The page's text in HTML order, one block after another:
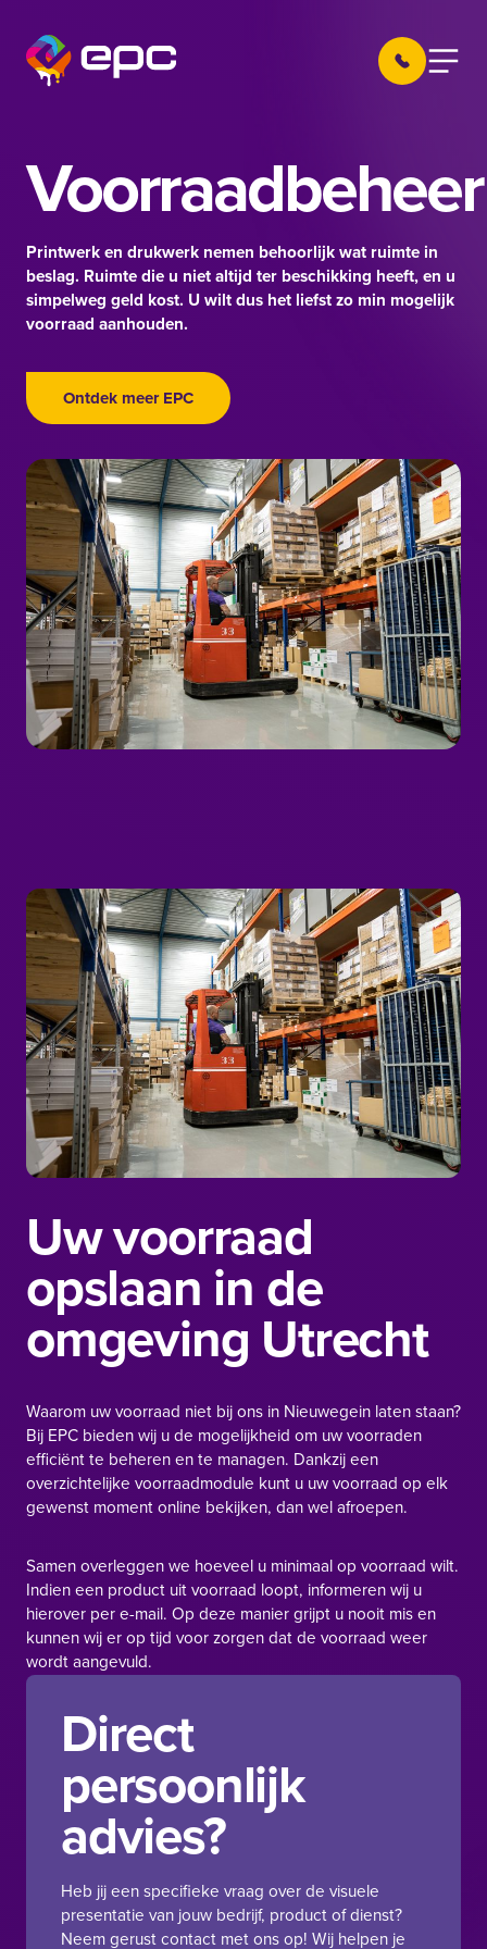
030 605 22
Voorraadbeheer
Printwerk en drukwerk nemen behoorlijk wat ruimte in
beslag. Ruimte die u niet altijd ter beschikking heeft, en u
simpelweg geld kost. U wilt dus het liefst zo min mogelijk
voorraad aanhouden.
Ontdek meer EPC
Uw voorraad
opslaan in de
omgeving Utrecht
Waarom uw voorraad niet bij ons in Nieuwegein laten staan?
Bij EPC bieden wij u de mogelijkheid om uw voorraden
efficiënt te beheren en te managen. Dankzij een
overzichtelijke voorraadmodule kunt u uw voorraad op elk
gewenst moment online bekijken, dan wel afroepen.
Samen overleggen we hoeveel u minimaal op voorraad wilt.
Indien een product uit voorraad loopt, informeren wij u
hierover per e-mail. Op deze manier grijpt u nooit mis en
kunnen wij er op tijd voor zorgen dat de voorraad weer
wordt aangevuld.
Direct
persoonlijk
advies?
Heb jij een specifieke vraag over de visuele
presentatie van jouw bedrijf, product of dienst?
Neem gerust contact met ons op! Wij helpen je